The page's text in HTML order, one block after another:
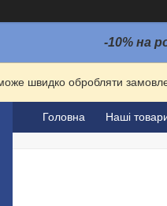
-10% на
швидко обробляти
Головна Наші